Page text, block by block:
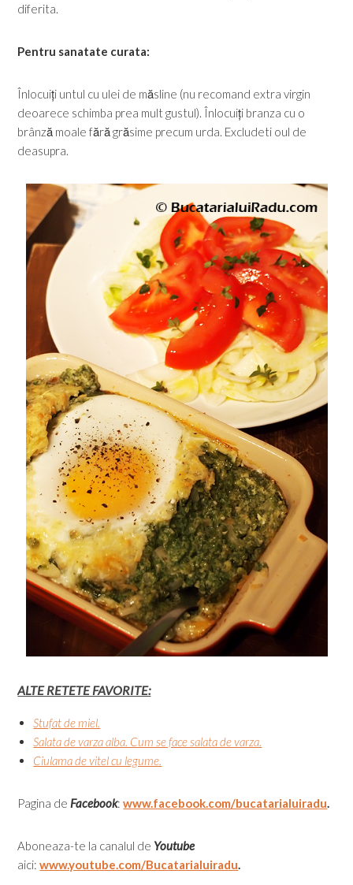
diferita.
Pentru sanatate curata:
Înlocuiți untul cu ulei de măsline (nu recomand extra virgin
deoarece schimba prea mult gustul). Înlocuiți branza cu o
brânză moale fără grăsime precum urda. Excludeti oul de
deasupra.
ALTE RETETE FAVORITE:
Stufat de miel.
Salata de varza alba. Cum se face salata de varza.
Ciulama de vitel cu legume.
Pagina deFacebook: www.facebook.com/bucatarialuiradu.
Aboneaza-te la canalul de Youtube
aici: www.youtube.com/Bucatarialuiradu.